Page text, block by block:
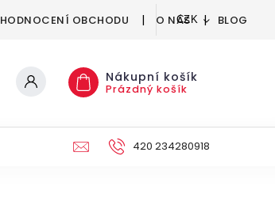
HODNOCENÍ OBCHODU O NÁS BLOG
CZK
Nákupní košík
Prázdný košík
DEKORACE
420 234280918